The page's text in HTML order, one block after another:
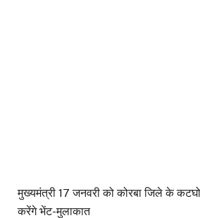
मुख्यमंत्री 17 जनवरी को कोरबा जिले के
करेंगे भेंट-मुलाकात